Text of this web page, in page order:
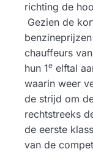
richting de
Gezien de
chauffeurs
hun 1e elftal
waarin weer
de strijd om
rechtstreeks
de eerste
van de